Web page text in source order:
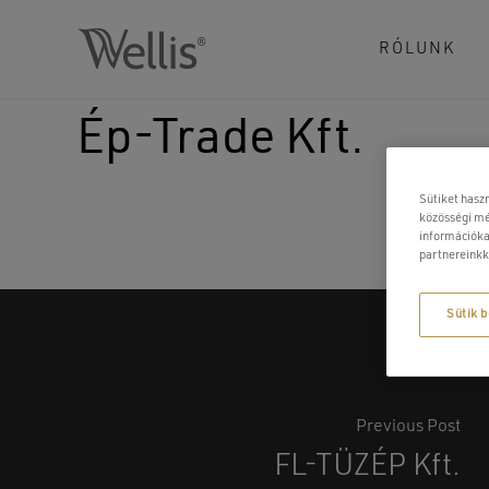
RÓLUNK
Ép-Trade Kft.
Previous Post
FL-TÜZÉP Kft.
Sütiket
közösségi
Sütik